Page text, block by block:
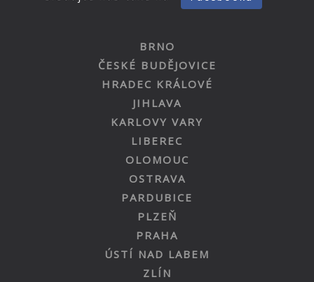
BRNO
ČESKÉ BUDĚJOVICE
HRADEC KRÁLOVÉ
JIHLAVA
KARLOVY VARY
LIBEREC
OLOMOUC
OSTRAVA
PARDUBICE
PLZEŇ
PRAHA
ÚSTÍ NAD LABEM
ZLÍN